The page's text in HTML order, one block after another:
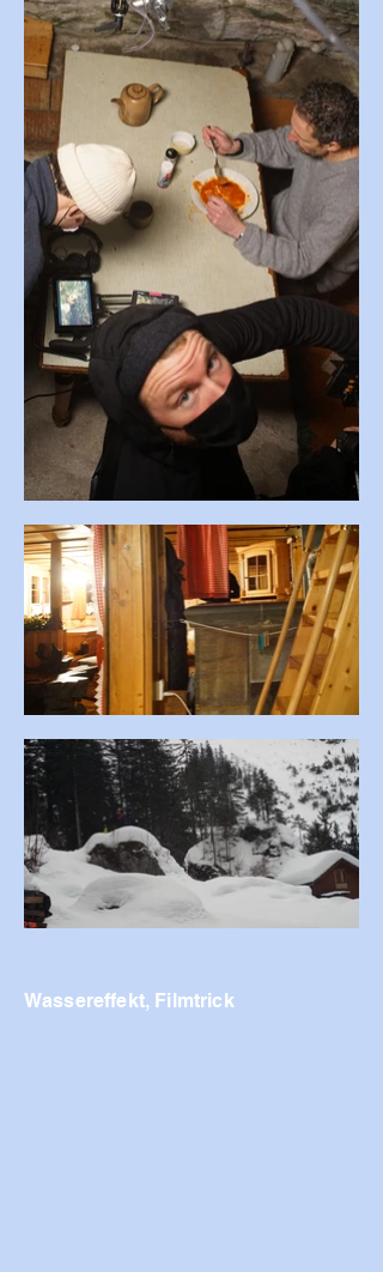
Wassereffekt, Filmtrick